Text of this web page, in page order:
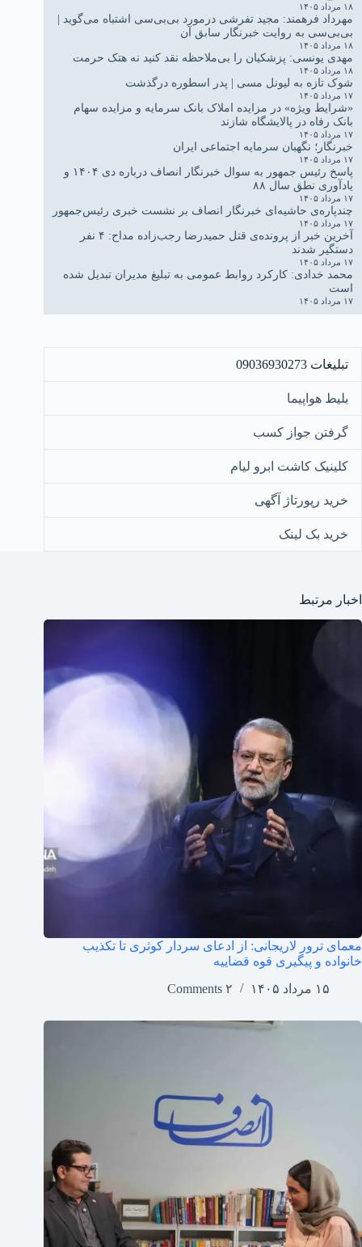
۱۸ مرداد ۱۴۰۵
مهرداد فرهمند: مجید تفرشی درمورد بی‌بی‌سی اشتباه می‌گوید |
بی‌بی‌سی به روایت خبرنگار سابق آن
۱۸ مرداد ۱۴۰۵
مهدی یونسی: پزشکیان را بی‌ملاحظه نقد کنید نه هتک حرمت
۱۸ مرداد ۱۴۰۵
شوک تازه به لیونل مسی | پدر اسطوره درگذشت
۱۷ مرداد ۱۴۰۵
«شرایط ویژه» در مزایده املاک بانک سرمایه و مزایده سهام
بانک رفاه در پالایشگاه شازند
۱۷ مرداد ۱۴۰۵
خبرنگار؛ نگهبان سرمایه اجتماعی ایران
۱۷ مرداد ۱۴۰۵
پاسخ رئیس جمهور به سوال خبرنگار انصاف درباره دی ۱۴۰۴ و
یادآوری نطق سال ۸۸
۱۷ مرداد ۱۴۰۵
چندپاره‌ی حاشیه‌ای خبرنگار انصاف بر نشست خبری رئیس‌جمهور
۱۷ مرداد ۱۴۰۵
آخرین خبر از پرونده‌ی قتل حمیدرضا رجب‌زاده مداح: ۴ نفر
دستگیر شدند
۱۷ مرداد ۱۴۰۵
محمد خدادی: کارکرد روابط عمومی به تبلیغ مدیران تبدیل شده
است
۱۷ مرداد ۱۴۰۵
تبلیغات 09036930273
بلیط هواپیما
گرفتن جواز کسب
کلینیک کاشت ابرو لیام
خرید رپورتاژ آگهی
خرید بک لینک
اخبار مرتبط
معمای ترور لاریجانی: از ادعای سردار کوثری تا تکذیب
خانواده و پیگیری قوه قضاییه
۱۵ مرداد ۱۴۰۵
۲ Comments